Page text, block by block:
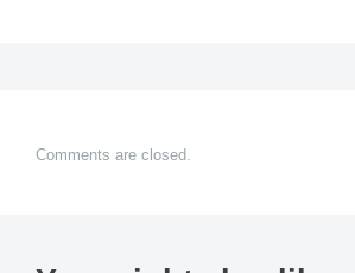
Comments are closed.